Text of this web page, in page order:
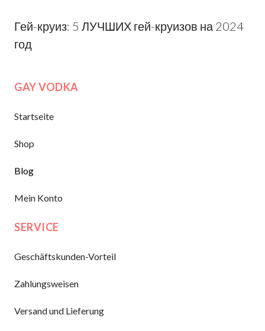
Гей-круиз: 5 ЛУЧШИХ гей-круизов на 2024
год
GAY VODKA
Startseite
Shop
Blog
Mein Konto
SERVICE
Geschäftskunden-Vorteil
Zahlungsweisen
Versand und Lieferung